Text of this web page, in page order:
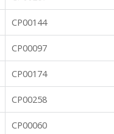
CP00144
CP00097
CP00174
CP00258
CP00060